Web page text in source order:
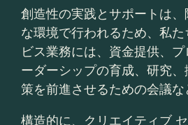
創造性の実践とサポートは
な環境で行われるため、私
ビス業務には、資金提供、
ーダーシップの育成、研究
策を前進させるための会議な
構造的に、クリエイティブ